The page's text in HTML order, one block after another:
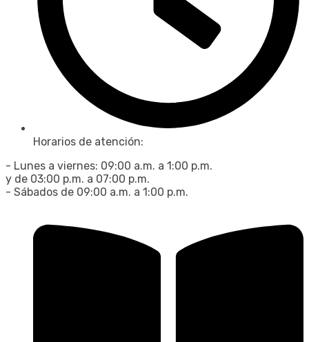
Horarios de atención:
- Lunes a viernes: 09:00 a.m. a 1:00 p.m.
y de 03:00 p.m. a 07:00 p.m.
- Sábados de 09:00 a.m. a 1:00 p.m.